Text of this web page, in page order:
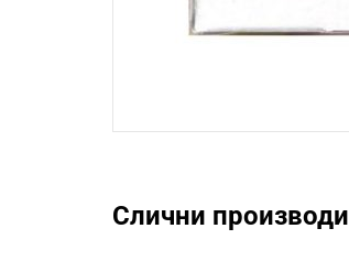
Слични производи